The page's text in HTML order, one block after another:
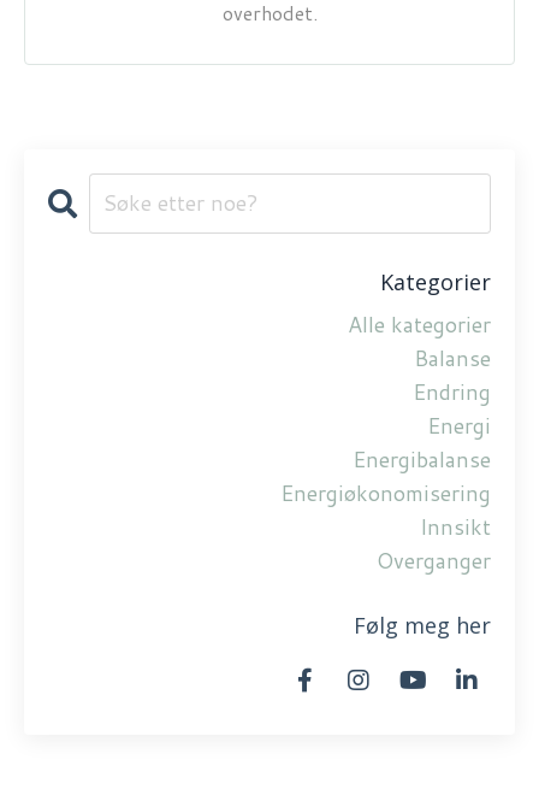
overhodet.
Kategorier
Alle kategorier
Balanse
Endring
Energi
Energibalanse
Energiøkonomisering
Innsikt
Overganger
Følg meg her